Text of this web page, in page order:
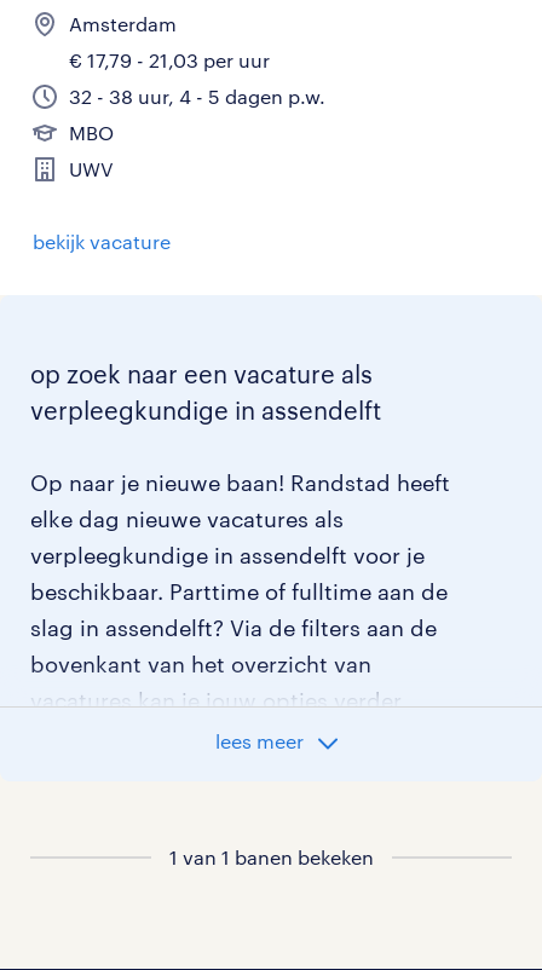
Amsterdam
€ 17,79 - 21,03 per uur
32 - 38 uur, 4 - 5 dagen p.w.
MBO
UWV
bekijk vacature
op zoek naar een vacature als
verpleegkundige in assendelft
Op naar je nieuwe baan! Randstad heeft
elke dag nieuwe vacatures als
verpleegkundige in assendelft voor je
beschikbaar. Parttime of fulltime aan de
slag in assendelft? Via de filters aan de
bovenkant van het overzicht van
vacatures kan je jouw opties verder
alle vacatures in assendelftof hier
lees meer
1 van 1 banen bekeken